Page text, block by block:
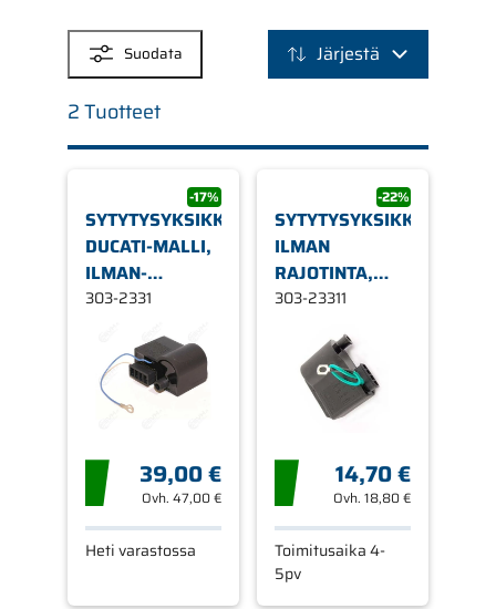
Suodata Järjestä
2 Tuotteet
-17%
SYTYTYSYKSIKKÖ
DUCATI-MALLI,
ILMAN-
RAJOITINTA
303-2331
39,00 €
Ovh. 47,00 €
Heti varastossa
-22%
SYTYTYSYKSIKKÖ,
ILMAN
RAJOTINTA,
DUCATI-MALLI
303-23311
14,70 €
Ovh.18,80 €
Toimitusaika 4-
5pv